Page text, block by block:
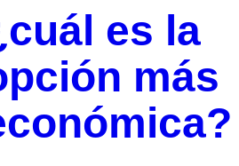
es la
más